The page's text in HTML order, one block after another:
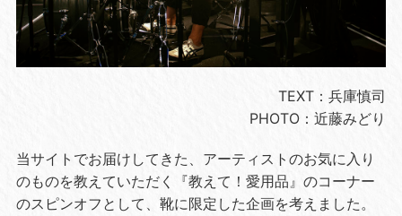
TEXT ：兵庫慎司
PHOTO ：近藤みどり
当サイトでお届けしてきた、アーティストのお気に入り
のものを教えていただく『教えて！愛用品』のコーナー
のスピンオフとして、靴に限定した企画を考えました。